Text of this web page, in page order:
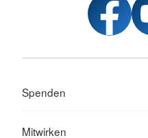
Spenden
Mitwirken